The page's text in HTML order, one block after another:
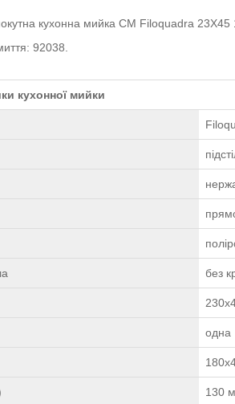
кухонна мийка CM Filoquadra 23Х45
92038.
кухонної мийки
без
одна
130